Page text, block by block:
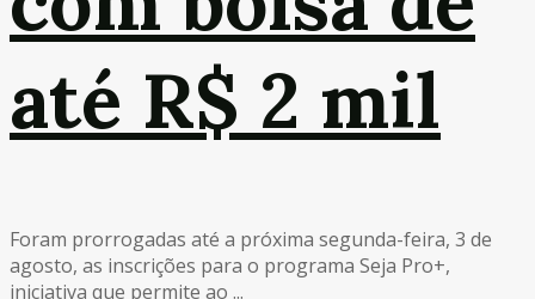
até R$ 2 mil
Foram prorrogadas até a próxima segunda-feira, 3 de
agosto, as inscrições para o programa Seja Pro+,
iniciativa que permite ao ...